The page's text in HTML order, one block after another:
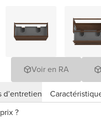
Voir en RA
d’entretien
?